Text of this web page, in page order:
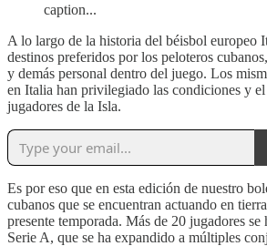
caption...
A lo largo de la historia del béisbol europeo
destinos preferidos por los peloteros
y demás personal dentro del juego. Los
en Italia han privilegiado las condiciones y
jugadores de la Isla.
Es por eso que en esta edición de nuestro
cubanos que se encuentran actuando en
presente temporada. Más de 20 jugadores se
Serie A, que se ha expandido a múltiples